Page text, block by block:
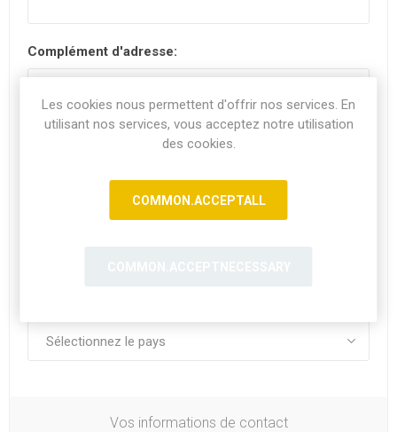
Complément d'adresse:
Vos informations de contact
Les cookies nous permettent d'offrir nos services. En
utilisant nos services, vous acceptez notre utilisation
des cookies.
COMMON.ACCEPTALL